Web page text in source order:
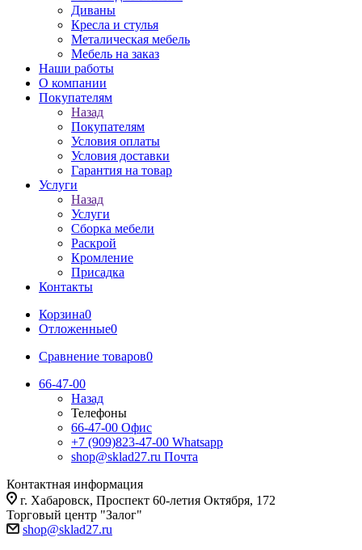
Диваны
Кресла и стулья
Металическая мебель
Мебель на заказ
Наши работы
О компании
Покупателям
Назад
Покупателям
Условия оплаты
Условия доставки
Гарантия на товар
Услуги
Назад
Услуги
Сборка мебели
Раскрой
Кромление
Присадка
Контакты
Корзина0
Отложенные0
Сравнение товаров0
66-47-00
Назад
Телефоны
66-47-00 Офис
+7 (909)823-47-00 Whatsapp
shop@sklad27.ru Почта
Контактная информация
г. Хабаровск, Проспект 60-летия Октября, 172
Торговый центр "Залог"
shop@sklad27.ru